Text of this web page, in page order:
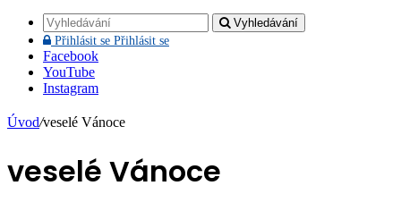
Vyhledávání
Přihlásit se Přihlásit se
Facebook
YouTube
Instagram
Úvod/veselé Vánoce
veselé Vánoce